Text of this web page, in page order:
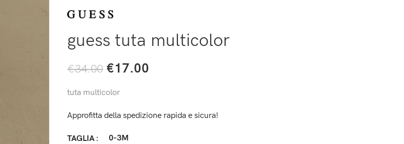
guess tuta multicolor
€34.00 €17.00
tuta multicolor
Approfitta della spedizione rapida e sicura!
TAGLIA 0-3M